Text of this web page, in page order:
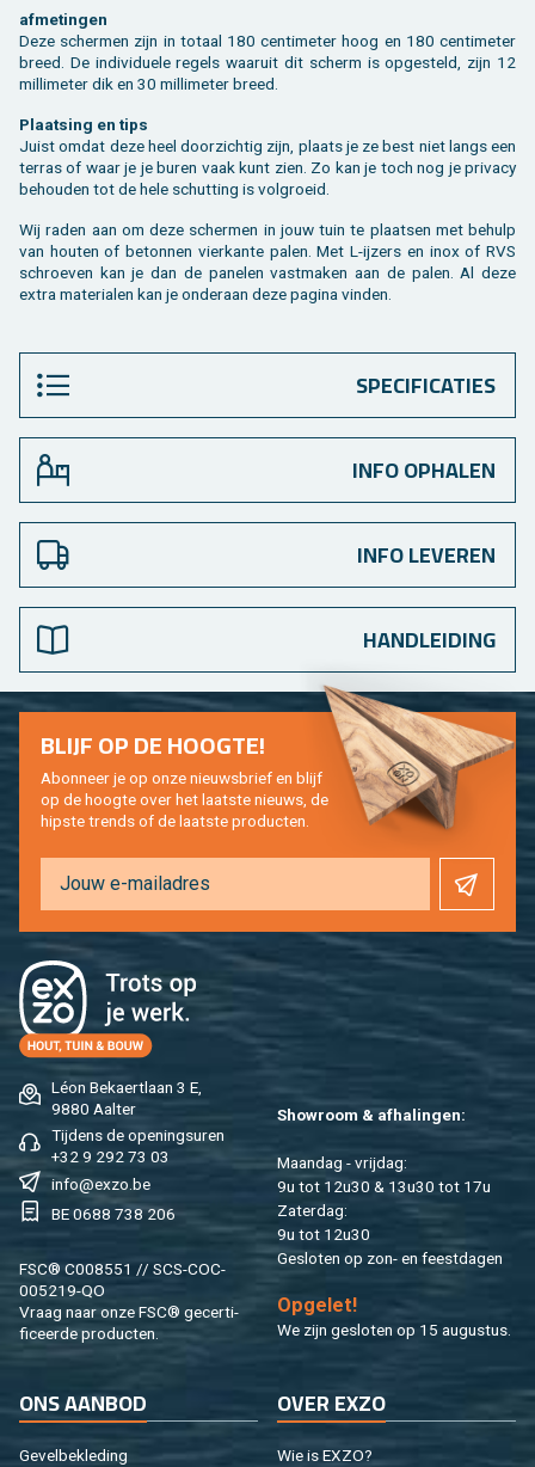
af­me­tin­gen
Deze scher­men zijn in to­taal 180 cen­ti­me­ter hoog en 180 cen­ti­me­ter
breed. De in­di­vi­du­e­le re­gels waar­uit dit scherm is op­ge­steld, zijn 12
mil­li­me­ter dik en 30 mil­li­me­ter breed.
Plaat­sing en tips
Juist omdat deze heel door­zich­tig zijn, plaats je ze best niet langs een
ter­ras of waar je je buren vaak kunt zien. Zo kan je toch nog je pri­va­cy
be­hou­den tot de hele schut­ting is vol­groeid.
Wij raden aan om deze scher­men in jouw tuin te plaat­sen met be­hulp
van hou­ten of be­ton­nen vier­kan­te palen. Met L-ij­zers en inox of RVS
schroe­ven kan je dan de pa­ne­len vast­ma­ken aan de palen. Al deze
extra ma­te­ri­a­len kan je on­der­aan deze pa­gi­na vin­den.
SPECIFICATIES
INFO OPHALEN
INFO LEVEREN
HANDLEIDING
Léon Be­kaert­laan 3 E,
9880 Aal­ter
Tij­dens de ope­nings­uren
+32 9 292 73 03
info@​exzo.​be
BE 0688 738 206
FSC® C008551 // SCS-COC-
005219-QO
Vraag naar onze FSC® ge­cer­ti­
fi­ceer­de pro­duc­ten.
Show­room & af­ha­lin­gen:
Maan­dag - vrij­dag:
9u tot 12u30 & 13u30 tot 17u
Za­ter­dag:
9u tot 12u30
Ge­slo­ten op zon- en feest­da­gen
Op­ge­let!
We zijn ge­slo­ten op 15 au­gus­tus.
BLIJF OP DE HOOG­TE!
Abon­neer je op onze nieuws­brief en blijf
op de hoog­te over het laat­ste nieuws, de
hip­s­te trends of de laat­ste pro­duc­ten.
ONS AAN­BOD
Ge­vel­be­kle­ding
OVER EXZO
Wie is EXZO?